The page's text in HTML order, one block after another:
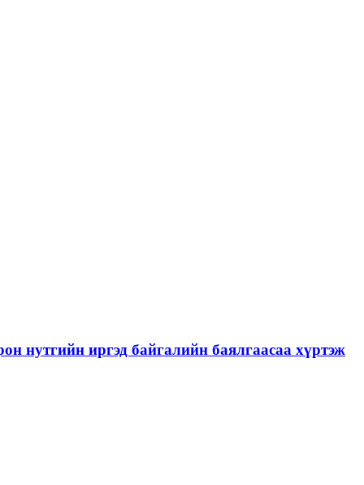
нутгийн иргэд байгалийн баялгаасаа хүртэж